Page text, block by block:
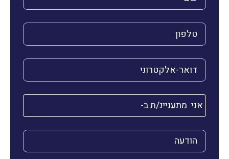
הטלפון שלך (חובה)
הדואר האלקטרוני שלך (חובה)
אני מתעניינ/ת ב-
הודעה